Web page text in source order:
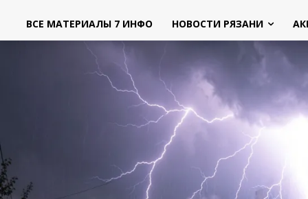
ВСЕ МАТЕРИАЛЫ 7 ИНФО НОВОСТИ РЯЗАНИ